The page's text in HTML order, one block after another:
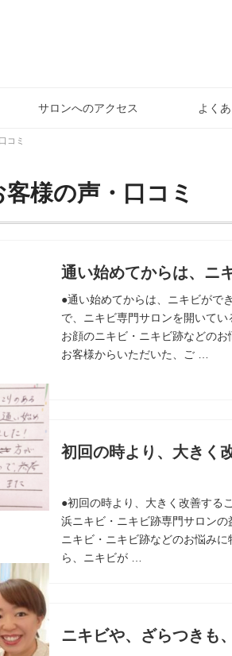
サロンへのアクセス よく
コミ
様の声・口コミ
通い始めてからは、ニ
●通い始めてからは、ニキビがで
で、ニキビ専門サロンを開いてい
お顔のニキビ・ニキビ跡などのお
お客様からいただいた、ご …
初回の時より、大きく
●初回の時より、大きく改善す
浜ニキビ・ニキビ跡専門サロン
ニキビ・ニキビ跡などのお悩み
ら、ニキビが …
ニキビや、ざらつきも